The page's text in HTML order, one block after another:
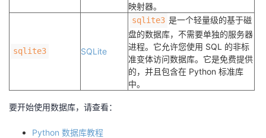
映射器。
sqlite3 SQLite
sqlite3 是一个轻量级的基于磁
盘的数据库，不需要单独的服务器
进程。它允许您使用 SQL 的非标
准变体访问数据库。它是免费提供
的，并且包含在 Python 标准库
中。
要开始使用数据库，请查看：
Python 数据库教程